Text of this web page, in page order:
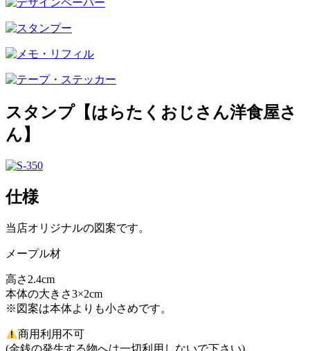
スタンプ【はらたくおじさん洋食屋さ
ん】
仕様
当店オリジナルの図案です。
メープル材
高さ2.4cm
本体の大きさ3×2cm
※図案は本体よりも小さめです。
商用利用不可